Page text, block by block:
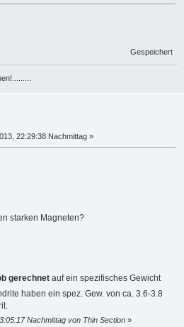
Gespeichert
22:29:38 Nachmittag »
starken Magneten?
gerechnet auf ein spezifisches Gewicht
haben ein spez. Gew. von ca. 3.6-3.8
Nachmittag von Thin Section »